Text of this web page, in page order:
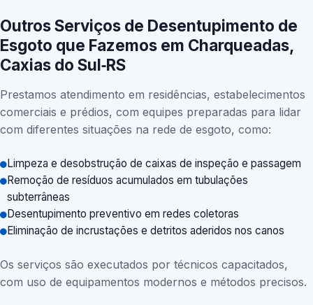
Outros Serviços de Desentupimento de
Esgoto que Fazemos em Charqueadas,
Caxias do Sul‑RS
Prestamos atendimento em residências, estabelecimentos
comerciais e prédios, com equipes preparadas para lidar
com diferentes situações na rede de esgoto, como:
Limpeza e desobstrução de caixas de inspeção e passagem
Remoção de resíduos acumulados em tubulações
subterrâneas
Desentupimento preventivo em redes coletoras
Eliminação de incrustações e detritos aderidos nos canos
Os serviços são executados por técnicos capacitados,
com uso de equipamentos modernos e métodos precisos.